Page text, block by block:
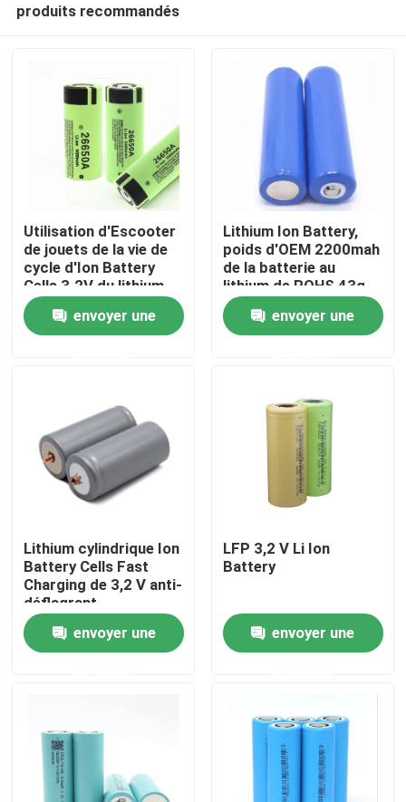
Maison
Produits
Au sujet de nous
Visite d'usine
Contrôle de qualité
Contactez-nous
Lithium Ion Battery Cells
Cellule de batterie lithium fer phosphate
produits recommandés
Utilisation d'Escooter
de jouets de la vie de
cycle d'Ion Battery
Cells 3.2V du lithium
LiFePO4 longue
envoyer une
Lithium Ion Battery,
poids d'OEM 2200mah
de la batterie au
lithium de ROHS 43g
envoyer une
Lithium cylindrique Ion
Battery Cells Fast
Charging de 3,2 V anti-
déflagrant
envoyer une
LFP 3,2 V Li Ion
Battery
envoyer une